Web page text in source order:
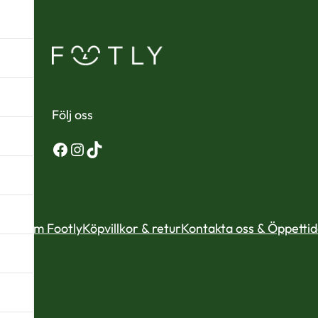
Följ oss
Facebook
Instagram
TikTok
Om FootlyKöpvillkor & returKontakta oss &